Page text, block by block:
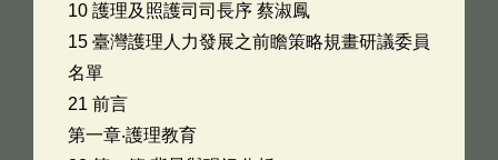
10 護理及照護司司長序 蔡淑鳳
15 臺灣護理人力發展之前瞻策略規畫研議委員
名單
21 前言
第一章‧護理教育